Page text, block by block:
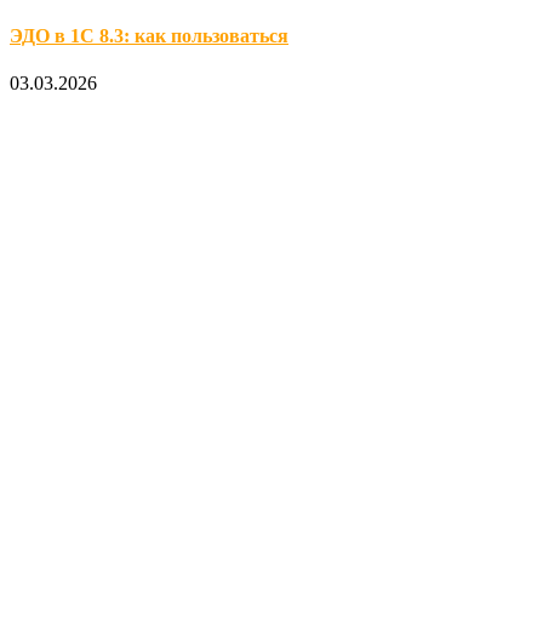
ЭДО в 1С 8.3: как пользоваться
03.03.2026